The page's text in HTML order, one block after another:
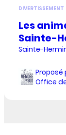
DIVERTISSEMENT
Les
Sainte-
Sainte-
Proposé
Office